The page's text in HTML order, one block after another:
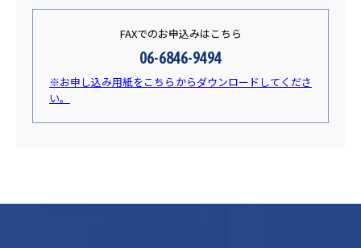
FAXでのお申込みはこちら
06-6846-9494
※お申し込み用紙をこちらからダウンロードしてくださ
い。